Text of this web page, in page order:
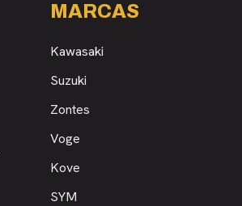
MARCAS
Kawasaki
Suzuki
Zontes
Voge
Kove
SYM